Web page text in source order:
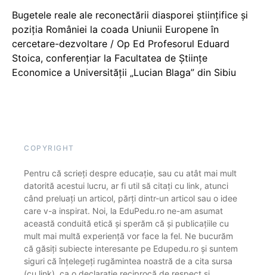
Bugetele reale ale reconectării diasporei științifice și
poziția României la coada Uniunii Europene în
cercetare-dezvoltare / Op Ed Profesorul Eduard
Stoica, conferențiar la Facultatea de Științe
Economice a Universității „Lucian Blaga” din Sibiu
COPYRIGHT
Pentru că scrieți despre educație, sau cu atât mai mult
datorită acestui lucru, ar fi util să citați cu link, atunci
când preluați un articol, părți dintr-un articol sau o idee
care v-a inspirat. Noi, la EduPedu.ro ne-am asumat
această conduită etică și sperăm că și publicațiile cu
mult mai multă experiență vor face la fel. Ne bucurăm
că găsiți subiecte interesante pe Edupedu.ro și suntem
siguri că înțelegeți rugămintea noastră de a cita sursa